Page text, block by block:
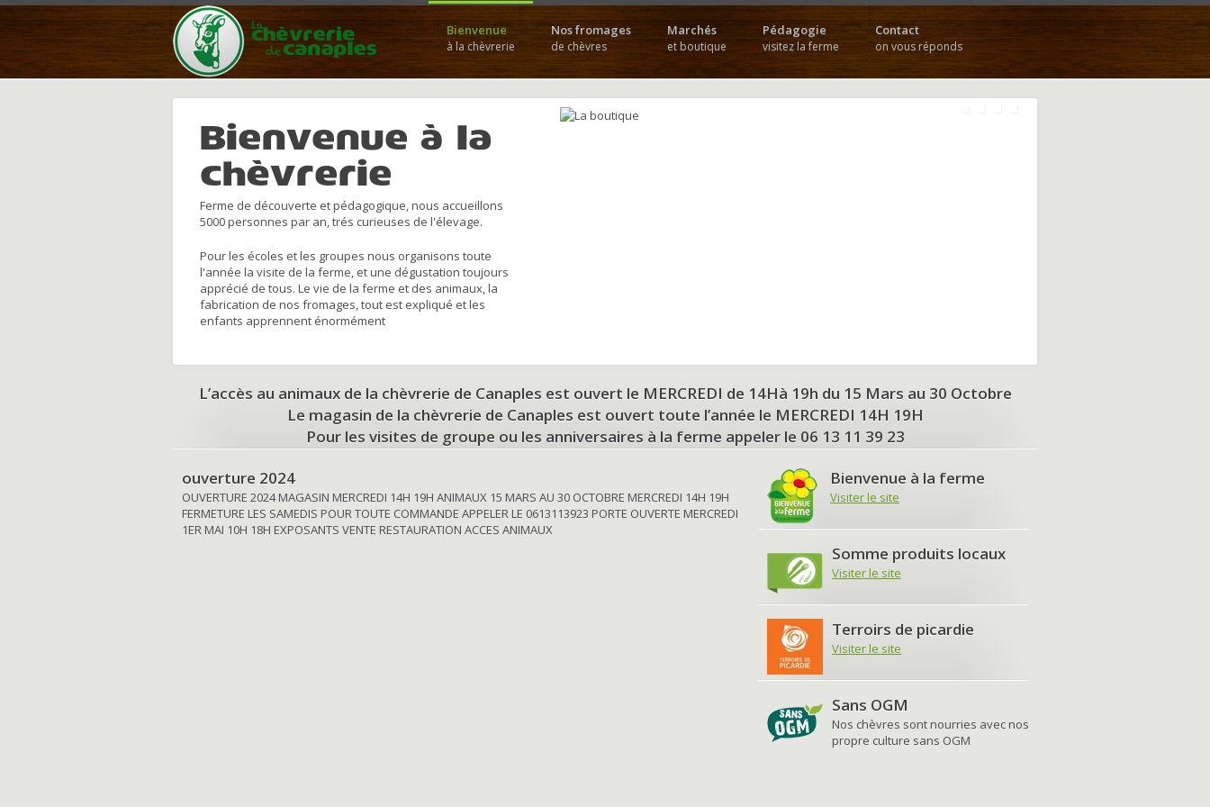
Bienvenue
à la chèvrerie
Nos fromages
de chèvres
Marchés
et boutique
Pédagogie
visitez la ferme
Contact
on vous réponds
Bienvenue à la
chèvrerie
Ferme de découverte et pédagogique, nous accueillons
5000 personnes par an, trés curieuses de l'élevage.
Pour les écoles et les groupes nous organisons toute
l'année la visite de la ferme, et une dégustation toujours
apprécié de tous. Le vie de la ferme et des animaux, la
fabrication de nos fromages, tout est expliqué et les
enfants apprennent énormément
L’accès au animaux de la chèvrerie de Canaples est ouvert le MERCREDI de 14Hà 19h du 15 Mars au 30 Octobre
Le magasin de la chèvrerie de Canaples est ouvert toute l’année le MERCREDI 14H 19H
Pour les visites de groupe ou les anniversaires à la ferme appeler le 06 13 11 39 23
ouverture 2024
OUVERTURE 2024 MAGASIN MERCREDI 14H 19H ANIMAUX 15 MARS AU 30 OCTOBRE MERCREDI 14H 19H
FERMETURE LES SAMEDIS POUR TOUTE COMMANDE APPELER LE 0613113923 PORTE OUVERTE MERCREDI
1ER MAI 10H 18H EXPOSANTS VENTE RESTAURATION ACCES ANIMAUX
Bienvenue à la ferme
Visiter le site
Somme produits locaux
Visiter le site
Terroirs de picardie
Visiter le site
Sans OGM
Nos chèvres sont nourries avec nos
propre culture sans OGM